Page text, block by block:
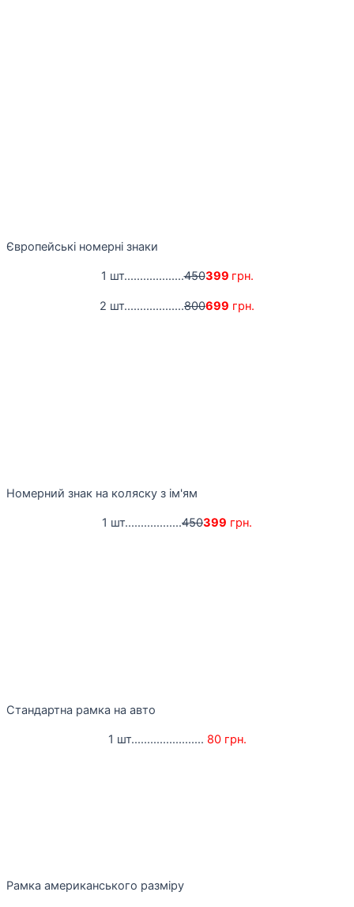
Європейські номерні знаки
1 шт...................450399 грн.
2 шт...................800699 грн.
Номерний знак на коляску з ім'ям
1 шт..................450399 грн.
Стандартна рамка на авто
1 шт....................... 80 грн.
Рамка американського разміру